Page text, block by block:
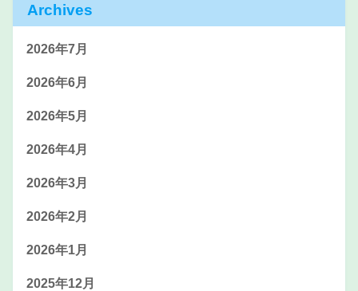
Archives
2026年7月
2026年6月
2026年5月
2026年4月
2026年3月
2026年2月
2026年1月
2025年12月